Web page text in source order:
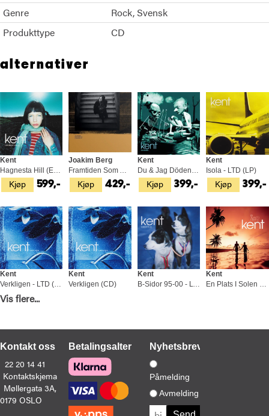
Genre
Rock Svensk
Produkttype
CD
alternativer
Kjøp
Kent
599,- Kjøp
Joakim Berg
429,- Kjøp
Kent
399,- Kjøp
Kent
Isola - LTD (LP)
399,-
Kjøp
Kent
Verkligen - LTD (LP)
399,-
Kent
Verkligen (CD)
Kent
B-Sidor 95-00 - LTD (3LP)
Kent
En Plats I Solen - LTD (LP)
Joakim Berg
Kjøp
Kent
Kent - LTD (LP)
399,- Kjøp
Kent
Röd - LTD (2LP)
579,-
Vis flere...
Kontakt oss
22 20 14 41
Kontaktskjema
Møllergata 3A,
0179 OSLO
BetalingsalternativerNyhetsbrev
Påmelding
Avmelding